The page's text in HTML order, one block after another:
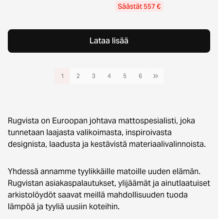
Säästät 557 €
Lataa lisää
1 2 3 4 5 6
Rugvista on Euroopan johtava mattospesialisti, joka
tunnetaan laajasta valikoimasta, inspiroivasta
designista, laadusta ja kestävistä materiaalivalinnoista.
Yhdessä annamme tyylikkäille matoille uuden elämän.
Rugvistan asiakaspalautukset, ylijäämät ja ainutlaatuiset
arkistolöydöt saavat meillä mahdollisuuden tuoda
lämpöä ja tyyliä uusiin koteihin.